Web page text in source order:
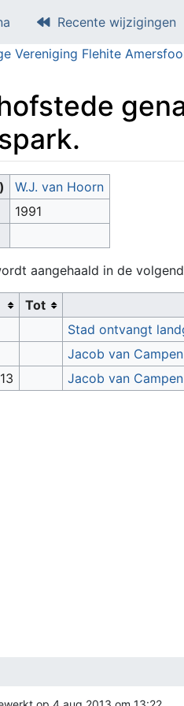
Recente wijzigingen
Vereniging Flehite
,zoeken
W.J. van Hoorn
1991
aangehaald in de
Tot
Stad ontvangt
Jacob van
Jacob van